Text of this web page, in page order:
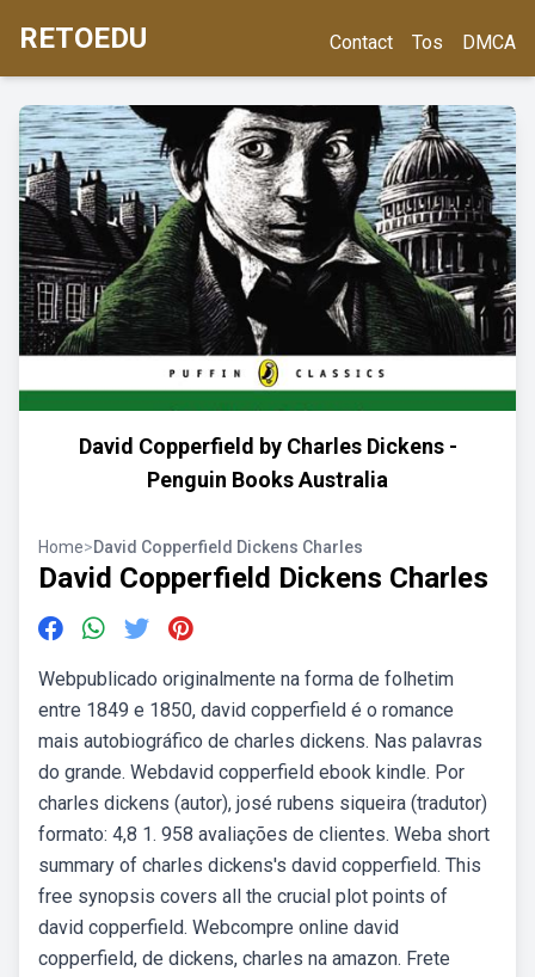
RETOEDU Contact Tos DMCA
David Copperfield by Charles Dickens -
Penguin Books Australia
Home>David Copperfield Dickens Charles
David Copperfield Dickens Charles
Webpublicado originalmente na forma de folhetim
entre 1849 e 1850, david copperfield é o romance
mais autobiográfico de charles dickens. Nas palavras
do grande. Webdavid copperfield ebook kindle. Por
charles dickens (autor), josé rubens siqueira (tradutor)
formato: 4,8 1. 958 avaliações de clientes. Weba short
summary of charles dickens's david copperfield. This
free synopsis covers all the crucial plot points of
david copperfield. Webcompre online david
copperfield, de dickens, charles na amazon. Frete